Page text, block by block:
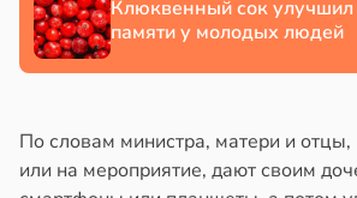
Клюквенный сок улучшил
памяти у молодых людей
По словам министра, матери и
или на мероприятие, дают своим